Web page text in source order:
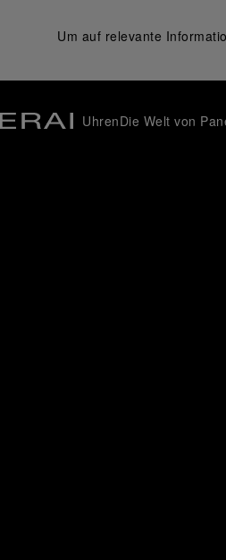
Um auf relevante
UhrenDie Welt von